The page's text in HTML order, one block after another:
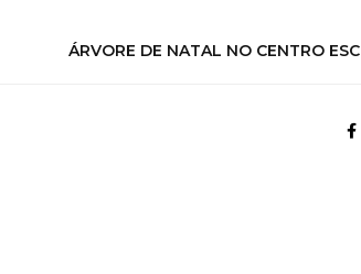
ÁRVORE DE NATAL NO CENTRO